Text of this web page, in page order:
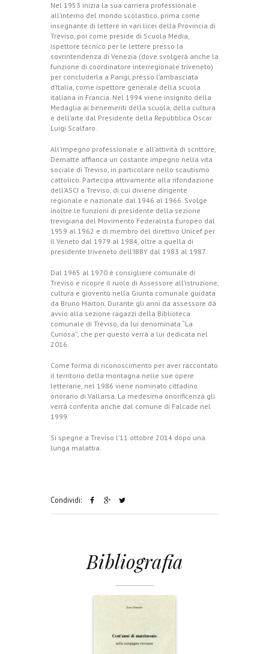
Nel 1953 inizia la sua carriera professionale
all’interno del mondo scolastico, prima come
insegnante di lettere in vari licei della Provincia di
Treviso, poi come preside di Scuola Media,
ispettore tecnico per le lettere presso la
sovrintendenza di Venezia (dove svolgerà anche la
funzione di coordinatore interregionale triveneto)
per concluderla a Parigi, presso l’ambasciata
d’Italia, come ispettore generale della scuola
italiana in Francia. Nel 1994 viene insignito della
Medaglia ai benemeriti della scuola, della cultura
e dell’arte dal Presidente della Repubblica Oscar
Luigi Scalfaro.
All’impegno professionale e all’attività di scrittore,
Demattè affianca un costante impegno nella vita
sociale di Treviso, in particolare nello scautismo
cattolico. Partecipa attivamente alla rifondazione
dell’ASCI a Treviso, di cui diviene dirigente
regionale e nazionale dal 1946 al 1966. Svolge
inoltre le funzioni di presidente della sezione
trevigiana del Movimento Federalista Europeo dal
1959 al 1962 e di membro del direttivo Unicef per
il Veneto dal 1979 al 1984, oltre a quella di
presidente triveneto dell’IBBY dal 1983 al 1987.
Dal 1965 al 1970 è consigliere comunale di
Treviso e ricopre il ruolo di Assessore all’istruzione,
cultura e gioventù nella Giunta comunale guidata
da Bruno Marton. Durante gli anni da assessore dà
avvio alla sezione ragazzi della Biblioteca
comunale di Treviso, da lui denominata “La
Curiosa”, che per questo verrà a lui dedicata nel
2016.
Come forma di riconoscimento per aver raccontato
il territorio della montagna nelle sue opere
letterarie, nel 1986 viene nominato cittadino
onorario di Vallarsa. La medesima onorificenza gli
verrà conferita anche dal comune di Falcade nel
1999.
Si spegne a Treviso l’11 ottobre 2014 dopo una
lunga malattia.
Condividi:
Bibliografia